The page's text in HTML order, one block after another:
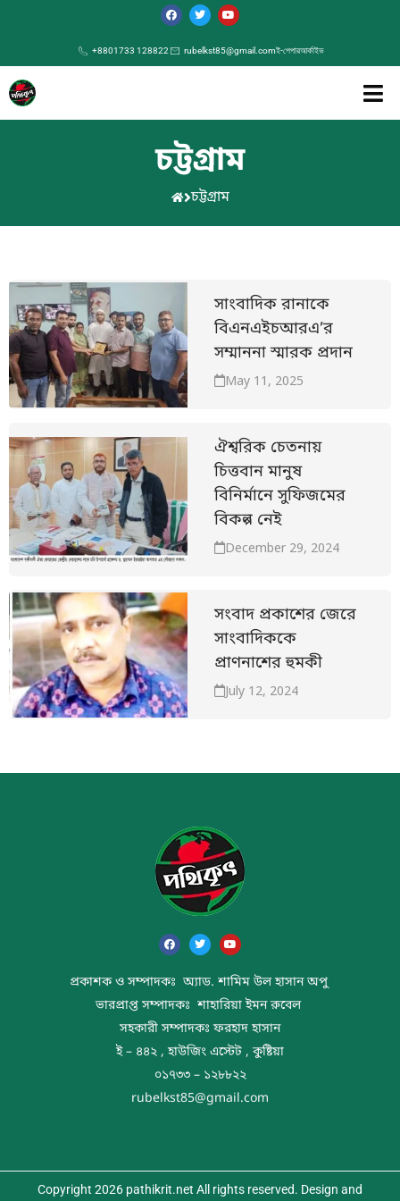
+8801733 128822 rubelkst85@gmail.comই-পেপারআর্কাইভ
চট্টগ্রাম
চট্টগ্রাম
সাংবাদিক রানাকে
বিএনএইচআরএ’র
সম্মাননা স্মারক প্রদান
May 11, 2025
ঐশ্বরিক চেতনায়
চিত্তবান মানুষ
বিনির্মানে সুফিজমের
বিকল্প নেই
December 29, 2024
সংবাদ প্রকাশের জেরে
সাংবাদিককে
প্রাণনাশের হুমকী
July 12, 2024
প্রকাশক ও সম্পাদকঃ অ্যাড. শামিম উল হাসান অপু
ভারপ্রাপ্ত সম্পাদকঃ শাহারিয়া ইমন রুবেল
সহকারী সম্পাদকঃ ফরহাদ হাসান
ই – ৪৪২ , হাউজিং এস্টেট , কুষ্টিয়া
০১৭৩৩ – ১২৮৮২২
rubelkst85@gmail.com
Copyright 2026 pathikrit.net All rights reserved. Design and